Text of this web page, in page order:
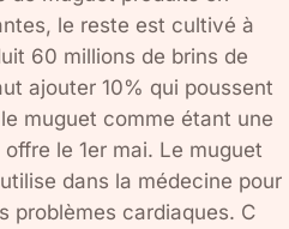
le reste est cultivé à
60 millions de brins de
ajouter 10% qui poussent
muguet comme étant une
le 1er mai. Le muguet
dans la médecine pour
problèmes cardiaques. C